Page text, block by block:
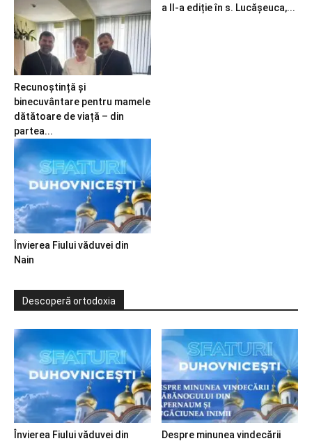
Recunoștință și
binecuvântare pentru mamele
dătătoare de viață – din
partea...
a II-a ediție în s. Lucășeuca,...
Învierea Fiului văduvei din
Nain
Descoperă ortodoxia
Învierea Fiului văduvei din
Despre minunea vindecării